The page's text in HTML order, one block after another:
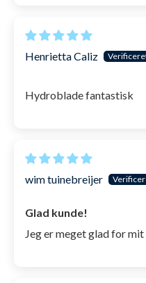
Henrietta Caliz
Hydroblade fantastisk
wim tuinebreijer
Glad kunde!
Jeg er meget glad for